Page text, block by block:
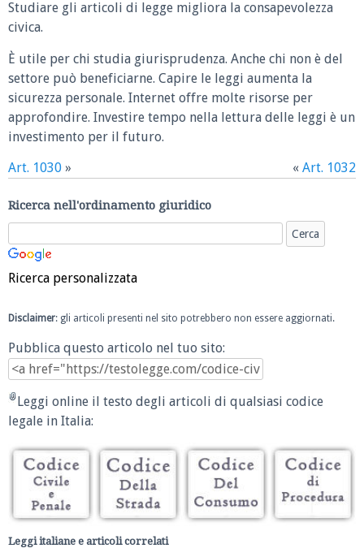
Studiare gli articoli di legge migliora la consapevolezza
civica.
È utile per chi studia giurisprudenza. Anche chi non è del
settore può beneficiarne. Capire le leggi aumenta la
sicurezza personale. Internet offre molte risorse per
approfondire. Investire tempo nella lettura delle leggi è un
investimento per il futuro.
Art. 1030 » « Art. 1032
Ricerca nell'ordinamento giuridico
Ricerca personalizzata
Disclaimer: gli articoli presenti nel sito potrebbero non essere aggiornati.
Pubblica questo articolo nel tuo sito:
Leggi online il testo degli articoli di qualsiasi codice
legale in Italia:
Leggi italiane e articoli correlati